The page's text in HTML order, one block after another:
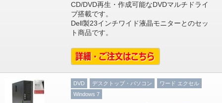
CD/DVD再生・作成可能なDVDマルチドライ
ブ搭載です。
Dell製23インチワイド液晶モニターとのセッ
ト商品です。
DVD デスクトップ・パソコン
ワード エクセル
Windows 7